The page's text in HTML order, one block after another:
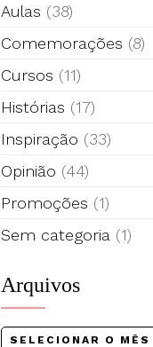
Aulas (38)
Comemorações (8)
Cursos (11)
Histórias (17)
Inspiração (33)
Opinião (44)
Promoções (1)
Sem categoria (1)
Arquivos
Arquivos